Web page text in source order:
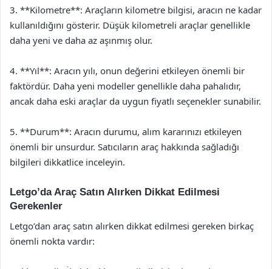
3. **Kilometre**: Araçların kilometre bilgisi, aracın ne kadar
kullanıldığını gösterir. Düşük kilometreli araçlar genellikle
daha yeni ve daha az aşınmış olur.
4. **Yıl**: Aracın yılı, onun değerini etkileyen önemli bir
faktördür. Daha yeni modeller genellikle daha pahalıdır,
ancak daha eski araçlar da uygun fiyatlı seçenekler sunabilir.
5. **Durum**: Aracın durumu, alım kararınızı etkileyen
önemli bir unsurdur. Satıcıların araç hakkında sağladığı
bilgileri dikkatlice inceleyin.
Letgo’da Araç Satın Alırken Dikkat Edilmesi
Gerekenler
Letgo’dan araç satın alırken dikkat edilmesi gereken birkaç
önemli nokta vardır: